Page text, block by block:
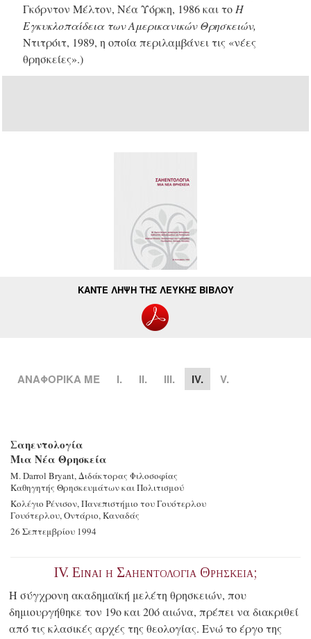
Γκόρντον Μέλτον, Νέα Υόρκη, 1986 και το Η
Εγκυκλοπαίδεια των Αμερικανικών Θρησκειών,
Ντιτρόιτ, 1989, η οποία περιλαμβάνει τις «νέες
θρησκείες».)
ΚΑΝΤΕ ΛΗΨΗ ΤΗΣ ΛΕΥΚΗΣ ΒΙΒΛΟΥ
ΑΝΑΦΟΡΙΚΑ ΜΕ Ι. II. III. IV. V.
Σαηεντολογία
Μια Νέα Θρησκεία
M. Darrol Bryant, Διδάκτορας Φιλοσοφίας
Καθηγητής Θρησκευμάτων και Πολιτισμού
Κολέγιο Ρένισον, Πανεπιστήμιο του Γουότερλου
Γουότερλου, Οντάριο, Καναδάς
26 Σεπτεμβρίου 1994
IV. Ειναι η Σαηεντολογια Θρησκεια;
Η σύγχρονη ακαδημαϊκή μελέτη θρησκειών, που
δημιουργήθηκε τον 19ο και 20ό αιώνα, πρέπει να διακριθεί
από τις κλασικές αρχές της θεολογίας. Ενώ το έργο της